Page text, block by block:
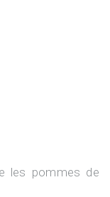
les pommes de